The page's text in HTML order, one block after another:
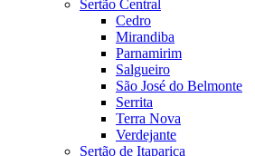
Sertão Central
Cedro
Mirandiba
Parnamirim
Salgueiro
São José do Belmonte
Serrita
Terra Nova
Verdejante
Sertão de Itaparica